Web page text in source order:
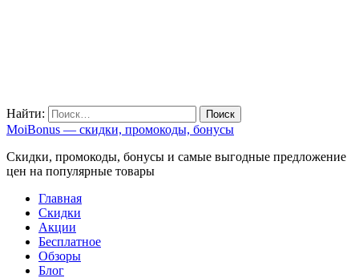
Найти:
MoiBonus — скидки, промокоды, бонусы
Скидки, промокоды, бонусы и самые выгодные предложение
цен на популярные товары
Главная
Скидки
Акции
Бесплатное
Обзоры
Блог